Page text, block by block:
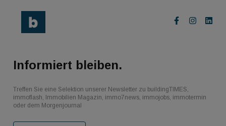
Informiert bleiben.
Treffen Sie eine Selektion unserer Newsletter zu buildingTIMES,
immoflash, Immobilien Magazin, immo7news, immojobs, immotermin
oder dem Morgenjournal